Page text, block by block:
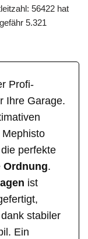
56422 hat
5.321
Profi-
Ihre Garage.
Mephisto
perfekte
Ordnung.
ist
stabiler
Ein